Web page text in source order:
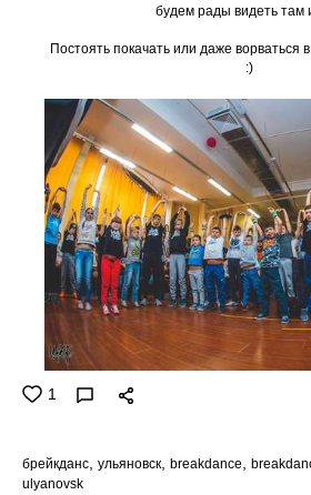
будем рады видеть там
Постоять покачать или даже ворваться
:)
1
брейкданс ульяновск breakdance
ulyanovsk